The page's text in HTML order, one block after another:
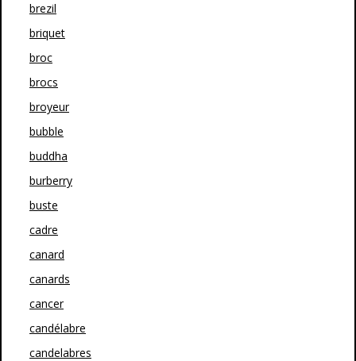
brezil
briquet
broc
brocs
broyeur
bubble
buddha
burberry
buste
cadre
canard
canards
cancer
candélabre
candelabres